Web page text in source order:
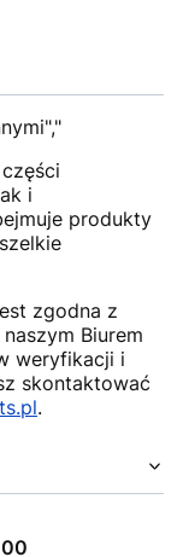
i
produkty
zgodna z
Biurem
weryfikacji i
skontaktować
.